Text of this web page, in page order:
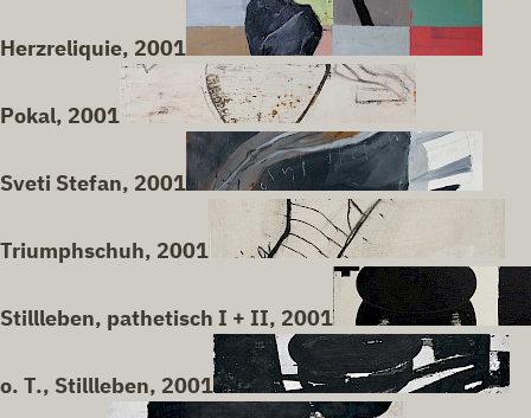
Herzreliquie, 2001
Pokal, 2001
Sveti Stefan, 2001
Triumphschuh, 2001
Stillleben, pathetisch I + II, 2001
o. T., Stillleben, 2001